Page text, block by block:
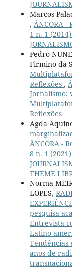
Marcos
, ÂNCORA
1 n. 1
Pedro
Firmino da
Reflexões ,
Jornalismo:
Reflexões
Agda
ÂNCORA -
8 n. 1
THÈME
Norma
LOPES,
pesquisa
Entrevista
Latino-
Tendências
anos de